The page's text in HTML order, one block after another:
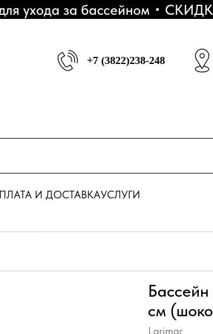
ухода за бассейном СКИДКА
+7 (3822)238-248
И ДОСТАВКАУСЛУГИ
см
Larimar